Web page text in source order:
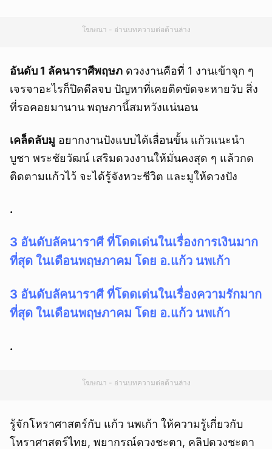
โฆษณา - อ่านบทความต่อด้านล่าง
อันดับ 1 ลัคนาราศีพฤษภ ดวงงานคือที่ 1 งานเข้าจุก ๆ
เจรจาอะไรก็ปิดดีลจบ ปัญหาที่เคยติดขัดจะหายวับ สิ่ง
ที่รอคอยมานาน พฤษภานี้สมหวังแน่นอน
เคล็ดลับมู อยากงานปังแบบได้เลื่อนขั้น แก้วแนะนำ
บูชา พระชัยวัฒน์ เสริมดวงงานให้มั่นคงสุด ๆ แล้วกด
ติดตามแก้วไว้ จะได้รู้จังหวะชีวิต และมูให้ดวงปัง
.
3 อันดับลัคนาราศี ที่โดดเด่นในเรื่องการเงินมาก
ที่สุด ในเดือนพฤษภาคม โดย อ.แก้ว นพเก้า
3 อันดับลัคนาราศี ที่โดดเด่นในเรื่องความรักมาก
ที่สุด ในเดือนพฤษภาคม โดย อ.แก้ว นพเก้า
.
โฆษณา - อ่านบทความต่อด้านล่าง
รู้จักโหราศาสตร์กับ แก้ว นพเก้า ให้ความรู้เกี่ยวกับ
โหราศาสตร์ไทย, พยากรณ์ดวงชะตา, คลิปดวงชะตา